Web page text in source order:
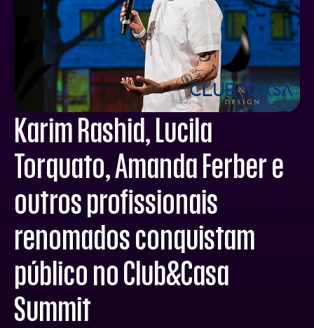
Karim Rashid, Lucila
Torquato, Amanda Ferber e
outros profissionais
renomados conquistam
público no Club&Casa
Summit